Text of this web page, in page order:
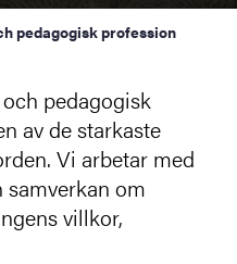
pedagogisk profession
pedagogisk
av de starkaste
Vi arbetar med
om
villkor,